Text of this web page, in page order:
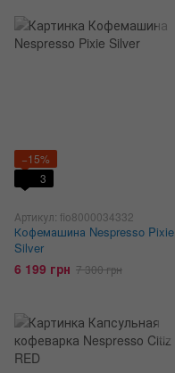
−15%
3
Артикул: fio8000034332
Кофемашина Nespresso Pixie
Silver
6 199 грн 7 300 грн